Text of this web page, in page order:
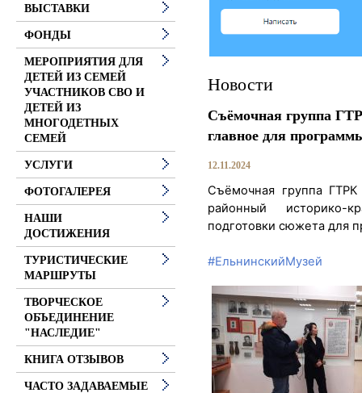
Новости
Съёмочная группа
главное для
12.11.2024
Съёмочная группа
районный историко-
подготовки сюжета для
#ЕльнинскийМузей
ВЫСТАВКИ
ФОНДЫ
МЕРОПРИЯТИЯ ДЛЯ
ДЕТЕЙ ИЗ СЕМЕЙ
УЧАСТНИКОВ СВО И
ДЕТЕЙ ИЗ
МНОГОДЕТНЫХ
СЕМЕЙ
УСЛУГИ
ФОТОГАЛЕРЕЯ
НАШИ
ДОСТИЖЕНИЯ
ТУРИСТИЧЕСКИЕ
МАРШРУТЫ
ТВОРЧЕСКОЕ
ОБЪЕДИНЕНИЕ
"НАСЛЕДИЕ"
КНИГА ОТЗЫВОВ
ЧАСТО ЗАДАВАЕМЫЕ